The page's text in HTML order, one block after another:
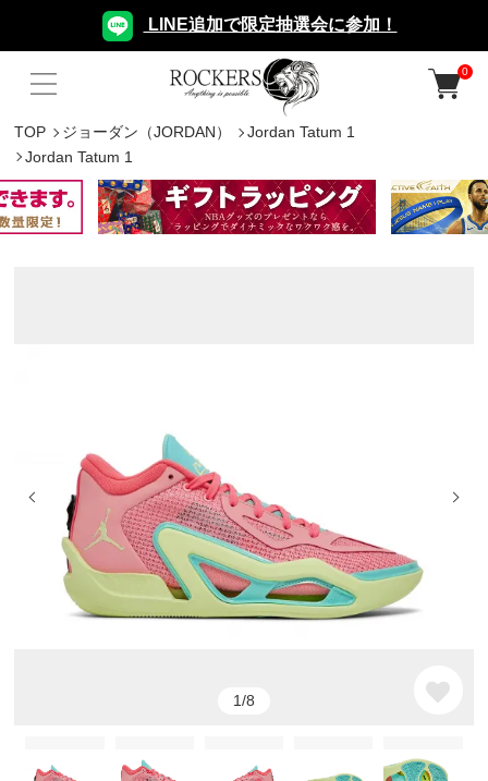
LINE追加で限定抽選会に参加！
0
TOP ジョーダン（JORDAN）
Jordan Tatum 1
Jordan Tatum 1
1/8